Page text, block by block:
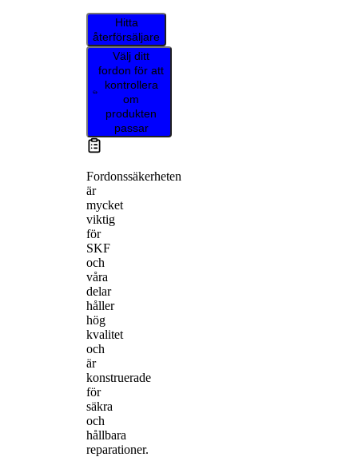
Hitta
återförsäljare
Välj ditt
fordon för att
kontrollera
om
produkten
passar
Fordonssäkerheten
är
mycket
viktig
för
SKF
och
våra
delar
håller
hög
kvalitet
och
är
konstruerade
för
säkra
och
hållbara
reparationer.